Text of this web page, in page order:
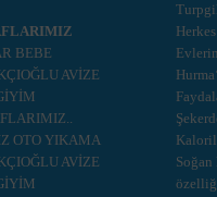
BEBE
AVİZE
OTO YIKAMA
AVİZE